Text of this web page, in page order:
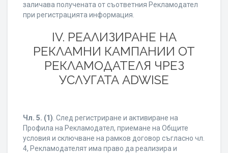
заличава получената от съответния Рекламодател
при регистрацията информация.
IV. РЕАЛИЗИРАНЕ НА
РЕКЛАМНИ КАМПАНИИ ОТ
РЕКЛАМОДАТЕЛЯ ЧРЕЗ
УСЛУГАТА ADWISE
Чл. 5. (1) . След регистриране и активиране на
Профила на Рекламодател, приемане на Общите
условия и сключване на рамков договор съгласно чл.
4, Рекламодателят има право да реализира и